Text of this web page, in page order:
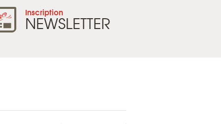
Inscription
NEWSLETTER